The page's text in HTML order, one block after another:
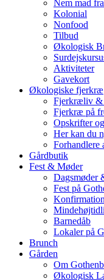
Nem mad
Kolonial
Nonfood
Tilbud
Økologisk
Aktiviteter
Gavekort
Økologiske fjerkræ
Fjerkræliv
Fjerkræ på
Opskrifter
Her kan du
Forhandlere
Gårdbutik
Fest & Møder
Dagsmøder
Fest på
Konfirmation
Barnedåb
Lokaler på
Brunch
Gården
Om
Økologisk